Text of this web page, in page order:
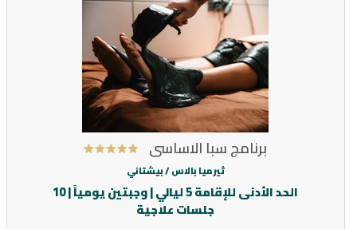
برنامج سبا الاساسي
ثيرميا بالاس /بيشتاني
الحد الأدنى للإقامة 5 ليالي | وجبتين يومياً | 10
جلسات علاجية